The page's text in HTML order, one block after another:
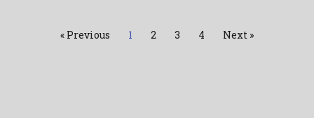
« Previous 1 2 3 4 Next »